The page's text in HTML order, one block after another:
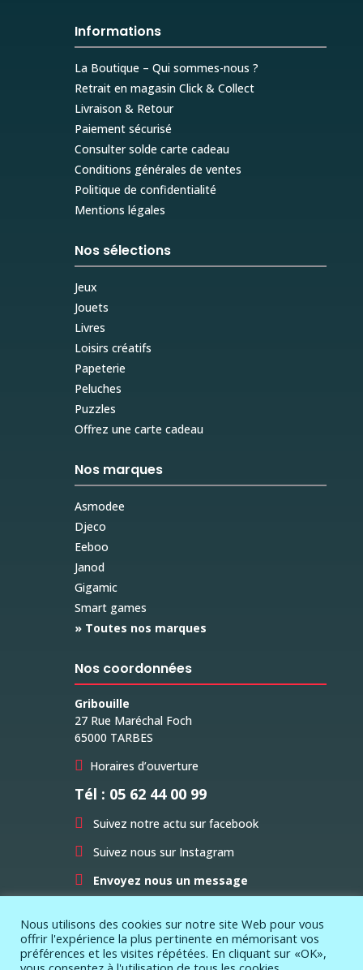
Informations
La Boutique – Qui sommes-nous ?
Retrait en magasin Click & Collect
Livraison & Retour
Paiement sécurisé
Consulter solde carte cadeau
Conditions générales de ventes
Politique de confidentialité
Mentions légales
Nos sélections
Jeux
Jouets
Livres
Loisirs créatifs
Papeterie
Peluches
Puzzles
Offrez une carte cadeau
Nos marques
Asmodee
Djeco
Eeboo
Janod
Gigamic
Smart games
» Toutes nos marques
Nos coordonnées
Gribouille
27 Rue Maréchal Foch
65000 TARBES
 Horaires d’ouverture
Tél : 05 62 44 00 99
 Suivez notre actu sur facebook
 Suivez nous sur Instagram
 Envoyez nous un message
Nous utilisons des cookies sur notre site Web pour vous
offrir l'expérience la plus pertinente en mémorisant vos
préférences et les visites répétées. En cliquant sur «OK»,